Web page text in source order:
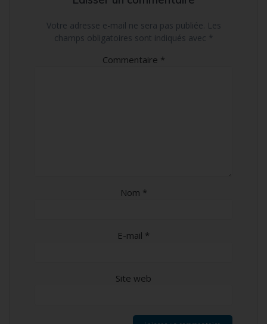
Votre adresse e-mail ne sera pas publiée. Les
champs obligatoires sont indiqués avec *
Commentaire *
Nom *
E-mail *
Site web